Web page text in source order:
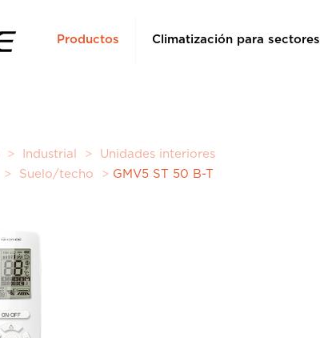
Productos Climatización para sectores
> Industrial >
Unidades interiores
> Suelo/techo > GMV5 ST 50 B-T